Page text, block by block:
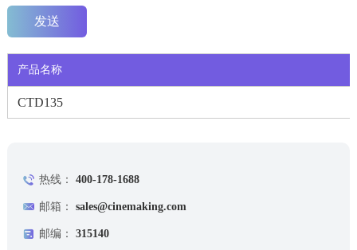
产品名称
CTD135
热线： 400-178-1688
邮箱： sales@cinemaking.com
邮编： 315140